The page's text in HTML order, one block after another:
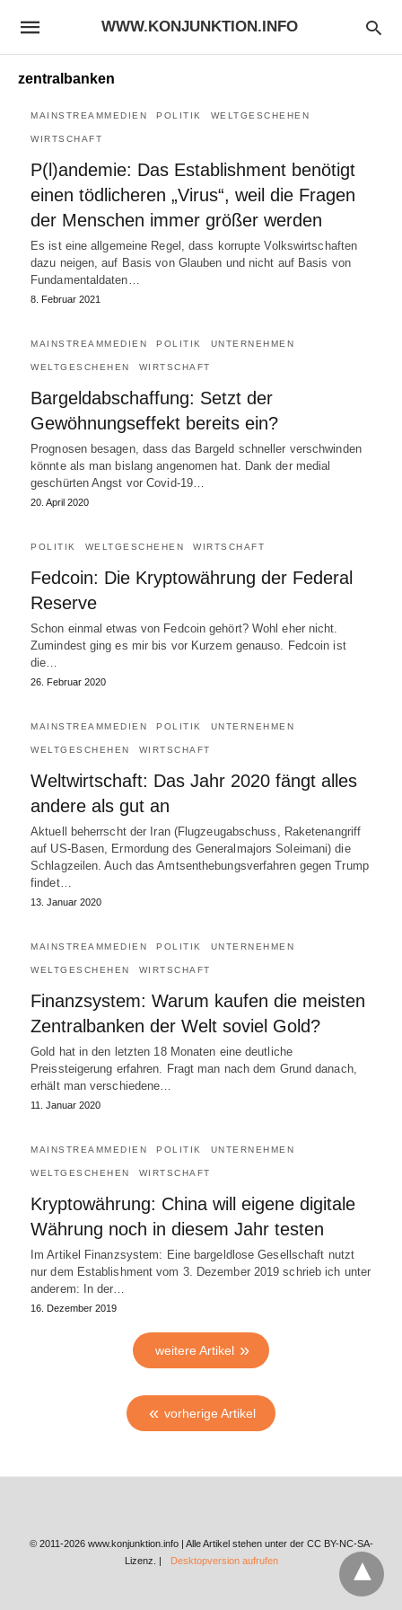
WWW.KONJUNKTION.INFO
zentralbanken
MAINSTREAMMEDIEN POLITIK WELTGESCHEHEN
WIRTSCHAFT
P(l)andemie: Das Establishment benötigt
einen tödlicheren „Virus“, weil die Fragen
der Menschen immer größer werden
Es ist eine allgemeine Regel, dass korrupte Volkswirtschaften
dazu neigen, auf Basis von Glauben und nicht auf Basis von
Fundamentaldaten…
8. Februar 2021
MAINSTREAMMEDIEN POLITIK UNTERNEHMEN
WELTGESCHEHEN WIRTSCHAFT
Bargeldabschaffung: Setzt der
Gewöhnungseffekt bereits ein?
Prognosen besagen, dass das Bargeld schneller verschwinden
könnte als man bislang angenomen hat. Dank der medial
geschürten Angst vor Covid-19…
20. April 2020
POLITIK WELTGESCHEHEN WIRTSCHAFT
Fedcoin: Die Kryptowährung der Federal
Reserve
Schon einmal etwas von Fedcoin gehört? Wohl eher nicht.
Zumindest ging es mir bis vor Kurzem genauso. Fedcoin ist
die…
26. Februar 2020
MAINSTREAMMEDIEN POLITIK UNTERNEHMEN
WELTGESCHEHEN WIRTSCHAFT
Weltwirtschaft: Das Jahr 2020 fängt alles
andere als gut an
Aktuell beherrscht der Iran (Flugzeugabschuss, Raketenangriff
auf US-Basen, Ermordung des Generalmajors Soleimani) die
Schlagzeilen. Auch das Amtsenthebungsverfahren gegen Trump
findet…
13. Januar 2020
MAINSTREAMMEDIEN POLITIK UNTERNEHMEN
WELTGESCHEHEN WIRTSCHAFT
Finanzsystem: Warum kaufen die meisten
Zentralbanken der Welt soviel Gold?
Gold hat in den letzten 18 Monaten eine deutliche
Preissteigerung erfahren. Fragt man nach dem Grund danach,
erhält man verschiedene…
11. Januar 2020
MAINSTREAMMEDIEN POLITIK UNTERNEHMEN
WELTGESCHEHEN WIRTSCHAFT
Kryptowährung: China will eigene digitale
Währung noch in diesem Jahr testen
Im Artikel Finanzsystem: Eine bargeldlose Gesellschaft nutzt
nur dem Establishment vom 3. Dezember 2019 schrieb ich unter
anderem: In der…
16. Dezember 2019
weitere Artikel
vorherige Artikel
© 2011-2026 www.konjunktion.info | Alle Artikel stehen unter der CC BY-NC-SA-
Lizenz. |
Desktopversion aufrufen